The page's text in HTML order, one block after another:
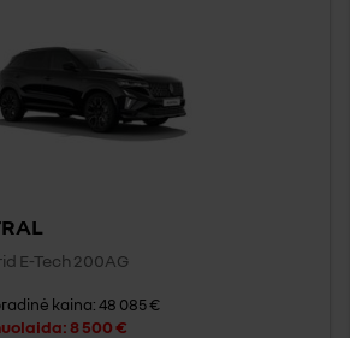
E-Tech 200AG
kaina:48 085 €
8 500 €